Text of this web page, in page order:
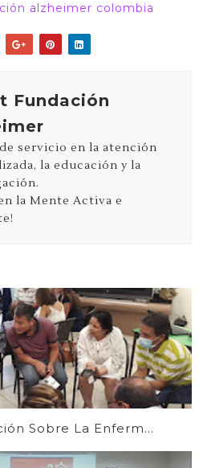
alzheimer colombia
Fundación
de servicio en la atención
la educación y la
la Mente Activa e
Sobre La Enferm...